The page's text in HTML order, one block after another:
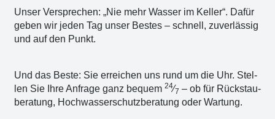
Unser Ver­spre­chen: „Nie mehr Was­ser im Kel­ler“. Dafür
geben wir jeden Tag unser Bes­tes – schnell, zuver­läs­sig
und auf den Punkt.
Und das Bes­te: Sie errei­chen uns rund um die Uhr. Stel­
len Sie Ihre Anfra­ge ganz bequem 24⁄7 – ob für Rück­stau­
be­ra­tung, Hoch­was­ser­schutz­be­ra­tung oder War­tung.